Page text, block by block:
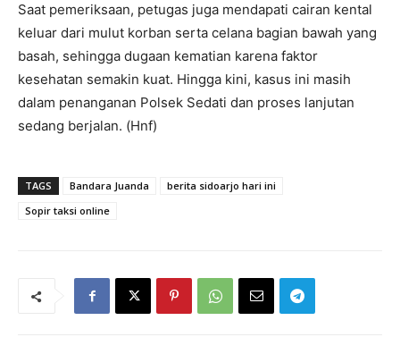
Saat pemeriksaan, petugas juga mendapati cairan kental
keluar dari mulut korban serta celana bagian bawah yang
basah, sehingga dugaan kematian karena faktor
kesehatan semakin kuat. Hingga kini, kasus ini masih
dalam penanganan Polsek Sedati dan proses lanjutan
sedang berjalan. (Hnf)
TAGS Bandara Juanda
berita sidoarjo hari ini
Sopir taksi online